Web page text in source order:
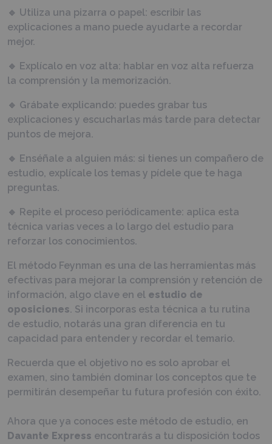
🔹 Utiliza una pizarra o papel: escribir las
explicaciones a mano puede ayudarte a recordar
mejor.
🔹 Explícalo en voz alta: hablar en voz alta refuerza
la comprensión y la memorización.
🔹 Grábate explicando: puedes grabar tus
explicaciones y escucharlas más tarde para detectar
puntos de mejora.
🔹 Enséñale a alguien más: si tienes un compañero de
estudio, explícale los temas y pídele que te haga
preguntas.
🔹 Repite el proceso periódicamente: aplica esta
técnica varias veces a lo largo del estudio para
reforzar los conocimientos.
El método Feynman es una de las herramientas más
efectivas para mejorar la comprensión y retención de
información, algo clave en el estudio de
oposiciones. Si incorporas esta técnica a tu rutina
de estudio, notarás una gran diferencia en tu
capacidad para entender y recordar el temario.
Recuerda que el objetivo no es solo aprobar el
examen, sino también dominar los conceptos que te
permitirán desempeñar tu futura profesión con éxito.
Ahora que ya conoces este método de estudio, en
Davante Express encontrarás a tu disposición todos